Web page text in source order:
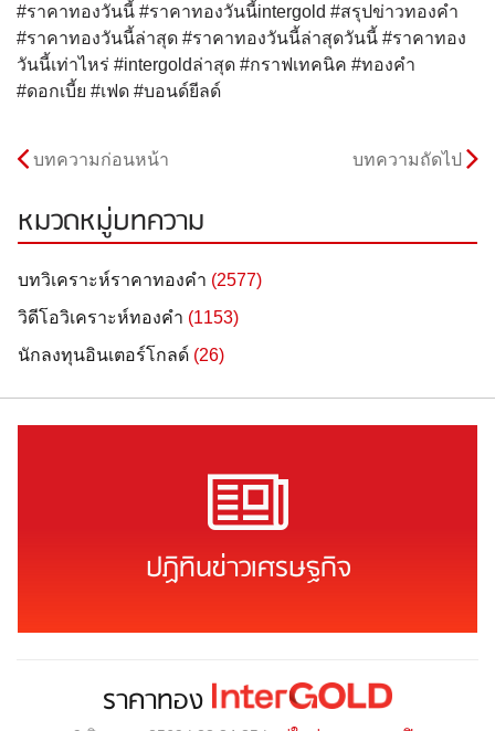
#ราคาทองวันนี้ #ราคาทองวันนี้intergold #สรุปข่าวทองคำ
#ราคาทองวันนี้ล่าสุด #ราคาทองวันนี้ล่าสุดวันนี้ #ราคาทอง
วันนี้เท่าไหร่ #intergoldล่าสุด #กราฟเทคนิค #ทองคำ
#ดอกเบี้ย #เฟด #บอนด์ยีลด์
บทความก่อนหน้า บทความถัดไป
หมวดหมู่บทความ
บทวิเคราะห์ราคาทองคำ (2577)
วิดีโอวิเคราะห์ทองคำ (1153)
นักลงทุนอินเตอร์โกลด์ (26)
ปฏิทินข่าวเศรษฐกิจ
ราคาทอง